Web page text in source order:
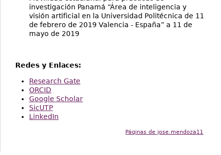
investigación Panamá “Área de inteligencia y
visión artificial en la Universidad Politécnica de 11
de febrero de 2019 Valencia - España” a 11 de
mayo de 2019
Redes y Enlaces:
Research Gate
ORCID
Google Scholar
SicUTP
LinkedIn
Páginas de jose.mendoza11